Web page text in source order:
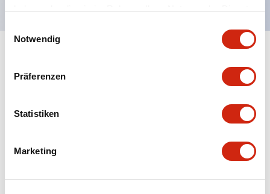
haben oder die sie im Rahmen Ihrer Nutzung der Dienste
Notwendig
Präferenzen
Statistiken
Marketing
Electrical Specifications (rated illuminated